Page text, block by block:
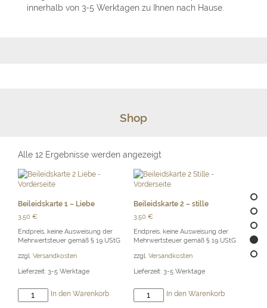
innerhalb von 3-5 Werktagen zu Ihnen nach Hause.
Shop
Alle 12 Ergebnisse werden angezeigt
Beileidskarte 1 – Liebe
3,50 €
Endpreis, keine Ausweisung der
Mehrwertsteuer gemäß § 19 UStG
zzgl. Versandkosten
Lieferzeit: 3-5 Werktage
In den Warenkorb
Beileidskarte
1
Beileidskarte 2 – stille
3,50 €
Endpreis, keine Ausweisung der
Mehrwertsteuer gemäß § 19 UStG
zzgl. Versandkosten
Lieferzeit: 3-5 Werktage
In den Warenkorb
Beileidskarte
2